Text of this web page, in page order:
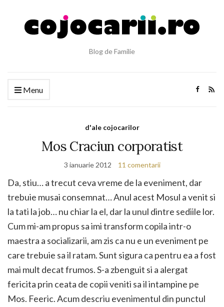
Blog de Familie
Menu
d'ale cojocarilor
Mos Craciun corporatist
3 ianuarie 2012 11 comentarii
Da, stiu… a trecut ceva vreme de la eveniment, dar
trebuie musai consemnat… Anul acest Mosul a venit si
la tati la job… nu chiar la el, dar la unul dintre sediile lor.
Cum mi-am propus sa imi transform copila intr-o
maestra a socializarii, am zis ca nu e un eveniment pe
care trebuie sa il ratam. Sunt sigura ca pentru ea a fost
mai mult decat frumos. S-a zbenguit si a alergat
fericita prin ceata de copii veniti sa il intampine pe
Mos. Feeric. Acum descriu evenimentul din punctul